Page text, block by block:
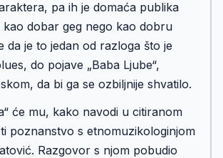
pa ih je domaća publika
kao dobar geg nego kao dobru
da je to jedan od razloga što je
do pojave „Baba Ljube“,
da bi ga se ozbiljnije shvatilo.
će mu, kako navodi u citiranom
poznanstvo s etnomuzikologinjom
Razgovor s njom pobudio